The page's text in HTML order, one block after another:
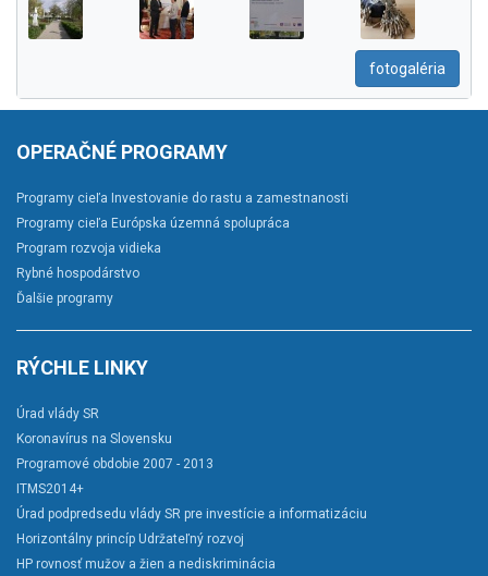
fotogaléria
OPERAČNÉ PROGRAMY
Programy cieľa Investovanie do rastu a zamestnanosti
Programy cieľa Európska územná spolupráca
Program rozvoja vidieka
Rybné hospodárstvo
Ďalšie programy
RÝCHLE LINKY
Úrad vlády SR
Koronavírus na Slovensku
Programové obdobie 2007 - 2013
ITMS2014+
Úrad podpredsedu vlády SR pre investície a informatizáciu
Horizontálny princíp Udržateľný rozvoj
HP rovnosť mužov a žien a nediskriminácia